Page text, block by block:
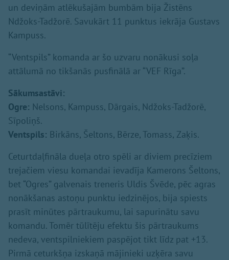
un deviņām atlēkušajām bumbām bija Žistēns
Ndžoks-Tadžorē. Savukārt 11 punktus iekrāja Gustavs
Kampuss.
“Ventspils” komanda ar šo uzvaru nonākusi soļa
attālumā no tikšanās pusfinālā ar “VEF Rīga”.
Sākumsastāvi:
Ogre: Nelsons, Kampuss, Dārgais, Ndžoks-Tadžorē,
Sīpoliņš.
Ventspils: Birkāns, Šeltons, Bērze, Tomass, Zaķis.
Ceturtdaļfināla dueļa otro spēli ar diviem precīziem
trejačiem viesu komandai ievadīja Kamerons Šeltons,
bet “Ogres” galvenais treneris Uldis Švēde, pēc agras
nonākšanas astoņu punktu iedzinējos, bija spiests
prasīt minūtes pārtraukumu, lai sapurinātu savu
komandu. Tomēr tūlītēju efektu šis pārtraukums
nedeva, ventspilniekiem paspējot tikt līdz pat +13.
Pirmā ceturkšņa izskaņā mājinieki uzķēra savu